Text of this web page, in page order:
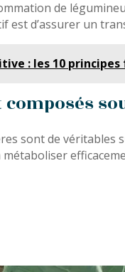
de
est d’assurer un
: les 10
sont de